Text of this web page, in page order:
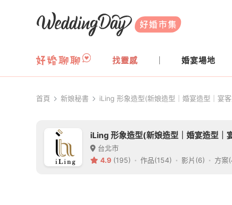
WeddingDay 好婚市集
找靈感 婚宴場地
首頁 新娘秘書 iLing 形象造型(新娘造型｜婚宴造型｜宴
iLing 形象造型(新娘造型｜婚宴造型｜
台北市
4.9 (195) 作品(154) 影片(6) 方案